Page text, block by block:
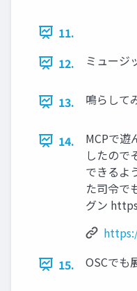
11.
12.
ミュージ
13. 鳴らして
14.
MCPで遊
したので
できるよ
た司令で
グン
15.
OSCでも